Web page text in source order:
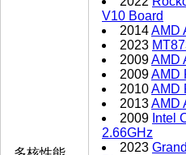
V10 Board
2014AMD
2023
2009AMD
2009AMD
2010AMD
2013AMD
2009 Intel
2.66GHz
2023